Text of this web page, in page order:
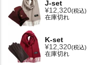
J-set
¥12,320 税込
在庫切れ
K-set
¥12,320 税込
在庫切れ